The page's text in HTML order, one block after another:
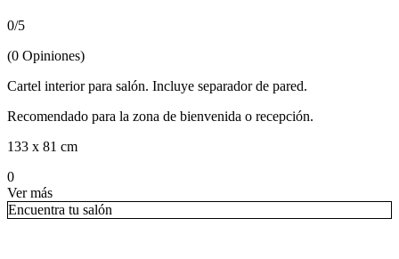
0/5
(0 Opiniones)
Cartel interior para salón. Incluye separador de pared.
Recomendado para la zona de bienvenida o recepción.
133 x 81 cm
0
Ver más
Encuentra tu salón